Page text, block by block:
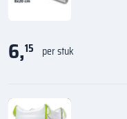
6,15 per stuk